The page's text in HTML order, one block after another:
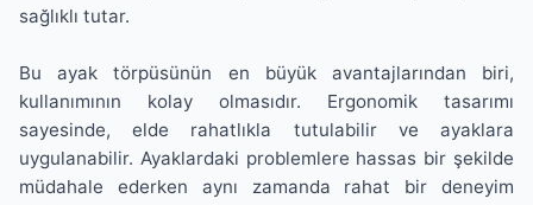
sağlıklı tutar.
Bu ayak törpüsünün en büyük avantajlarından biri,
kullanımının kolay olmasıdır. Ergonomik tasarımı
sayesinde, elde rahatlıkla tutulabilir ve ayaklara
uygulanabilir. Ayaklardaki problemlere hassas bir şekilde
müdahale ederken aynı zamanda rahat bir deneyim